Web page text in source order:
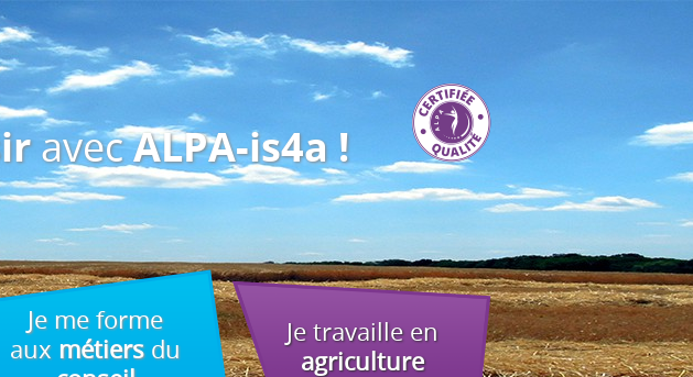
avecALPA-is4a !
Je me forme
aux métiersdu
Je travaille en
agriculture